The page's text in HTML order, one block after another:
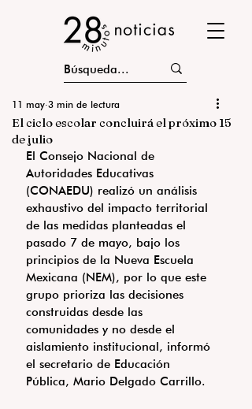
El ciclo escolar concluirá el próximo 15
de julio
11 may 3 min de lectura
El Consejo Nacional de
Autoridades Educativas
(CONAEDU) realizó un análisis
exhaustivo del impacto territorial
de las medidas planteadas el
pasado 7 de mayo, bajo los
principios de la Nueva Escuela
Mexicana (NEM), por lo que este
grupo prioriza las decisiones
construidas desde las
comunidades y no desde el
aislamiento institucional, informó
el secretario de Educación
Pública, Mario Delgado Carrillo.